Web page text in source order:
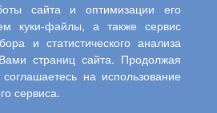
Женина
Надежда
Алексеевна
сайта и оптимизации его
куки-файлы, а также сервис
и статистического анализа
страниц сайта. Продолжая
на использование
сервиса.